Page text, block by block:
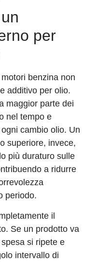
per
benzina non
additivo per olio.
maggior parte dei
nel tempo e
cambio olio. Un
superiore, invece,
più duraturo sulle
a ridurre
periodo.
il
Se un prodotto va
si ripete e
intervallo di